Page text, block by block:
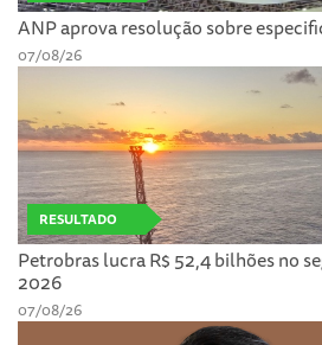
ANP aprova resolução sobre
07/08/26
RESULTADO
Petrobras lucra R$ 52,4 bilhões no
2026
07/08/26